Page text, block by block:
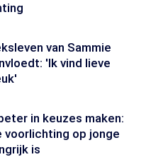
van Sammie
'Ik vind lieve
in keuzes maken:
voorlichting op jonge
is